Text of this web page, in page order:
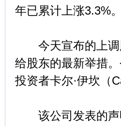
年已累计上涨3.3%。
今天宣布的上调
给股东的最新举措
投资者卡尔·伊坎（
该公司发表的声